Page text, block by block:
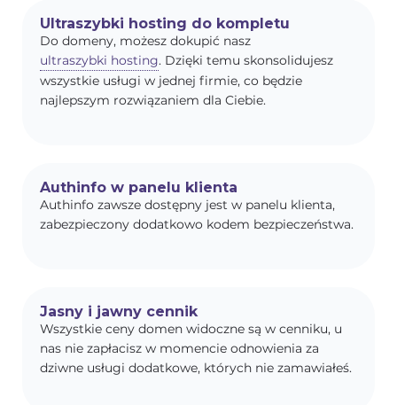
Ultraszybki hosting do kompletu
Do domeny, możesz dokupić nasz
ultraszybki hosting. Dzięki temu skonsolidujesz
wszystkie usługi w jednej firmie, co będzie
najlepszym rozwiązaniem dla Ciebie.
Authinfo w panelu klienta
Authinfo zawsze dostępny jest w panelu klienta,
zabezpieczony dodatkowo kodem bezpieczeństwa.
Jasny i jawny cennik
Wszystkie ceny domen widoczne są w cenniku, u
nas nie zapłacisz w momencie odnowienia za
dziwne usługi dodatkowe, których nie zamawiałeś.